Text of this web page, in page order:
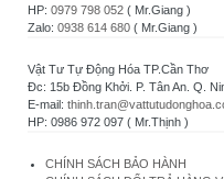
HP: 0979 798 052 ( Mr.Giang )
Zalo: 0938 614 680 ( Mr.Giang )
Vật Tư Tự Động Hóa TP.Cần Thơ
Đc: 15b Đồng Khởi. P. Tân An. Q.
E-mail:
HP: 0986 972 097 ( Mr.Thịnh )
CHÍNH SÁCH BẢO HÀNH